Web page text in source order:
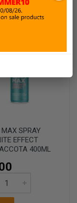
SPRAY
EFFECT
400ML